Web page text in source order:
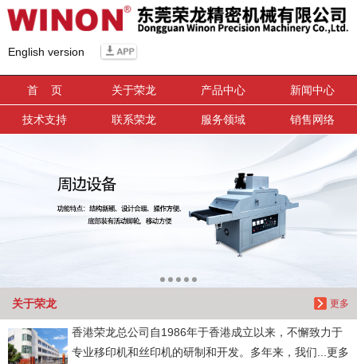
English version
首 页 关于荣龙 产品中心 新闻中心
技术支持 联系荣龙 服务领域 销售网络
更多
关于荣龙
香港荣龙总公司自1986年于香港成立以来，不懈致力于
专业移印机和丝印机的研制和开发。多年来，我们...更多
信息搜索
搜索